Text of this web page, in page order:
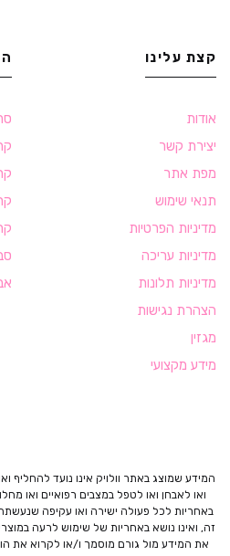
קצת עלינו
אודות
יצירת קשר
מפת אתר
תנאי שימוש
מדיניות הפרטיות
מדיניות עריכה
מדיניות תלונות
הצהרת נגישות
מגזין
מידע מקצועי
המידע שמוצג באתר וולויק אינו נועד להחליף
ואו לאבחן ואו לטפל במצבים רפואיים ואו
באחריות לכל פעולה ישירה ואו עקיפה
זה, ואינו נושא באחריות של שימוש לרעה
את המידע מול גורם מוסמך ו/או לקרוא את